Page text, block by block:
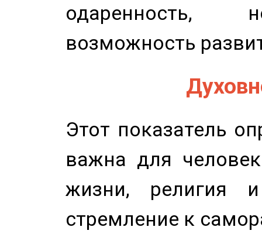
одаренность,
возможность
Этот показатель
важна для
жизни, религия
стремление к